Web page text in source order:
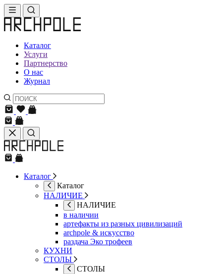
Каталог
Услуги
Партнерство
О нас
Журнал
Каталог
Каталог
НАЛИЧИЕ
НАЛИЧИЕ
в наличии
артефакты из разных цивилизаций
archpole & искусство
раздача Эко трофеев
КУХНИ
СТОЛЫ
СТОЛЫ